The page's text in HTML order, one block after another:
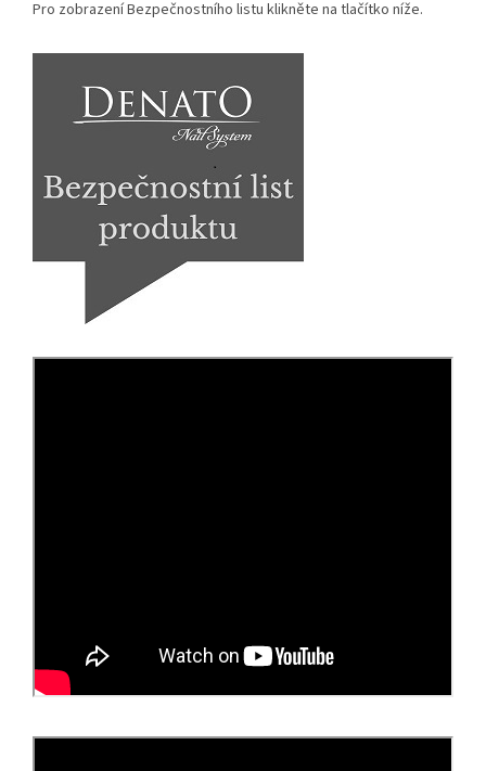
Pro zobrazení Bezpečnostního listu klikněte na tlačítko níže.